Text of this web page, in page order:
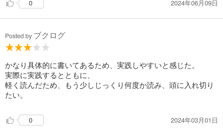
0 2024年06月09日
Posted by ブクログ
かなり具体的に書いてあるため、実践しやすいと感じた。
実際に実践するとともに、
軽く読んだため、もう少しじっくり何度か読み、頭に入れ切り
たい。
0 2024年03月01日